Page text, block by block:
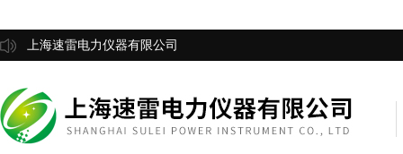
上海速雷电力仪器有限公司